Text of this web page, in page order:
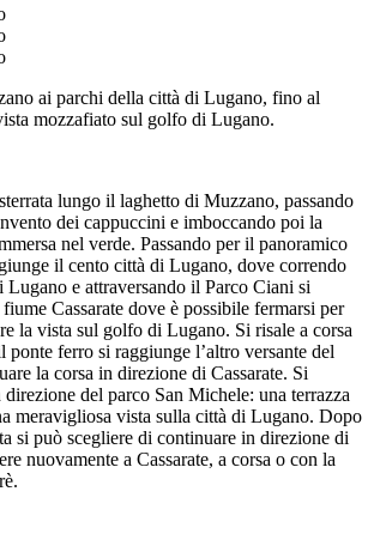
ai parchi della città di Lugano, fino al
mozzafiato sul golfo di Lugano.
lungo il laghetto di Muzzano, passando
dei cappuccini e imboccando poi la
nel verde. Passando per il panoramico
il cento città di Lugano, dove correndo
e attraversando il Parco Ciani si
Cassarate dove è possibile fermarsi per
la vista sul golfo di Lugano. Si risale a corsa
ponte ferro si raggiunge l’altro versante del
la corsa in direzione di Cassarate. Si
del parco San Michele: una terrazza
meravigliosa vista sulla città di Lugano. Dopo
si può scegliere di continuare in direzione di
nuovamente a Cassarate, a corsa o con la